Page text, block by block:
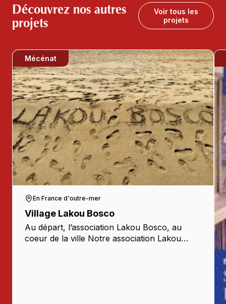
Découvrez nos autres
projets
Voir tous les
projets
Mécénat
En France d'outre-mer
Village Lakou Bosco
Au départ, l’association Lakou Bosco, au
coeur de la ville Notre association Lakou